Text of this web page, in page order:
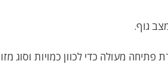
גוף.
פתיחה מעולה כדי לכוון כמויות וסוג